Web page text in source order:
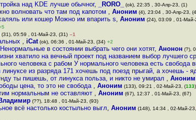
над KDE лучше обычног, _RORO_ (ok), 22:35 , 30-Апр-23, (1)
волновать что там под капотом , Аноним (4), 23:04 , 30-Апр-23,
или кошер Можно им впарить s, Аноним (24), 03:09 , 01-Май-
(31), 05:59 , 01-Май-23, (31) –1
, iCat (ok), 06:36 , 01-Май-23, (34) +2
в состоянии выбрать чего они хотят, Анонон (?),
хватило на вечный проект под названием выбор лучшего
человека с рабом У нормального человека есть свобода
из разряда 171 хочешь под поезд прыгай, а хочешь -
ты пишешь, от линукса польза, и никто не умирал , Аноним
цена, то это не свобода , Аноним (133), 09:21 , 02-Май-23, (133)
нормальным не оставляют , Аноним (67), 12:37 , 01-Май-23, (67)
(??), 18:48 , 01-Май-23, (93)
всё настолько костыльно выгл, Аноним (148), 14:34 , 02-Май-